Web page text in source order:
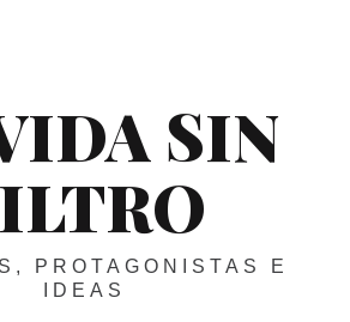
SIN
PROTAGONISTAS E
IDEAS